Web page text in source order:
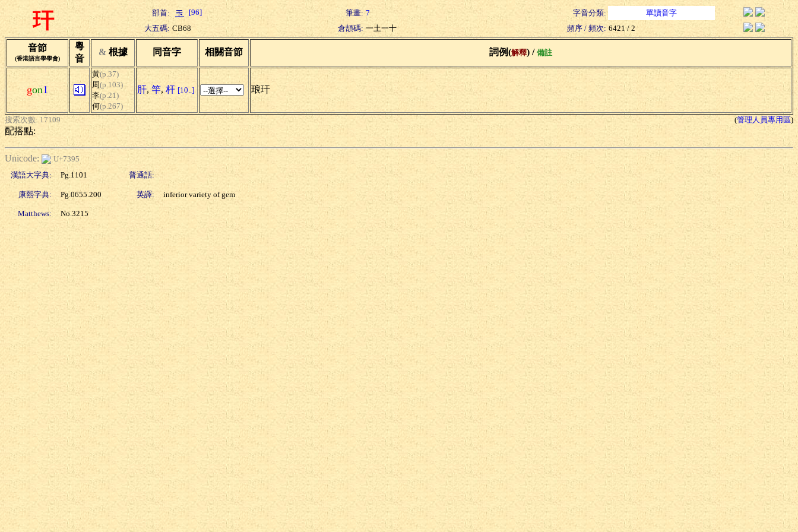
玕 部首: [96] 筆畫: 7 字音分類:
單讀音字
大五碼: CB68 倉頡碼: 一土一十 頻序 / 頻次: 6421 / 2
音節
(香港語言學學會)
粵
音
& 根據 同音字 相關音節 詞例(解釋) / 備註
gon1
黃(p.37)
周(p.103)
李(p.21)
何(p.267)
肝, 竿, 杆 [10..] 琅玕
搜索次數: 17109 (管理人員專用區)
配搭點:
Unicode:
U+7395
漢語大字典:
Pg.1101 普通話:
康熙字典: Pg.0655.200 英譯: inferior variety of gem
Matthews: No.3215